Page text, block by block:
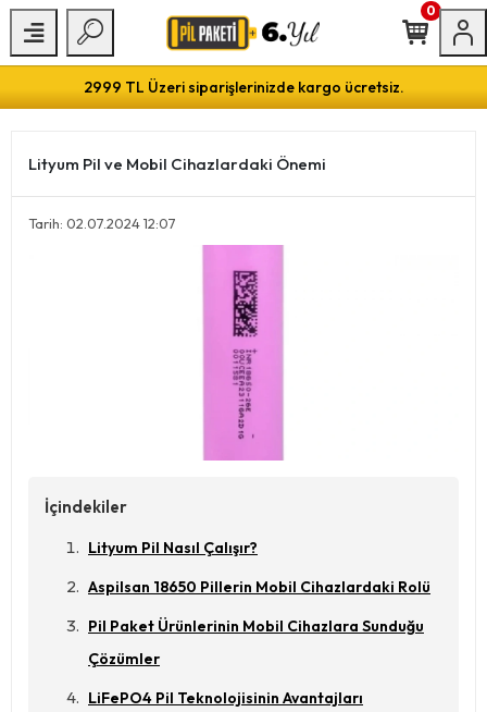
2999 TL Üzeri siparişlerinizde kargo ücretsiz.
0
Lityum Pil ve Mobil Cihazlardaki Önemi
Tarih: 02.07.2024 12:07
İçindekiler
Lityum Pil Nasıl Çalışır?
Aspilsan 18650 Pillerin Mobil Cihazlardaki Rolü
Pil Paket Ürünlerinin Mobil Cihazlara Sunduğu
Çözümler
LiFePO4 Pil Teknolojisinin Avantajları